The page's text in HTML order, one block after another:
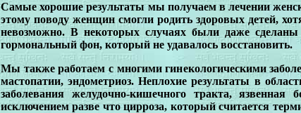
Самые хорошие результаты мы получаем в лечении
этому поводу женщин смогли родить здоровых детей,
невозможно. В некоторых случаях были даже
гормональный фон, который не удавалось восстановить.
Мы также работаем с многими гинекологическими
мастопатии, эндометриоз. Неплохие результаты в
заболевания желудочно-кишечного тракта,
исключением разве что цирроза, который считается